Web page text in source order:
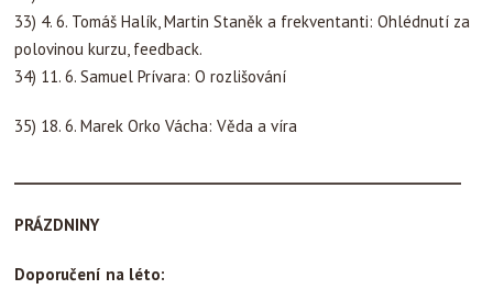
33) 4. 6. Tomáš Halík, Martin Staněk a frekventanti: Ohlédnutí za
polovinou kurzu, feedback.
34) 11. 6. Samuel Prívara: O rozlišování
35) 18. 6. Marek Orko Vácha: Věda a víra
PRÁZDNINY
Doporučení na léto: